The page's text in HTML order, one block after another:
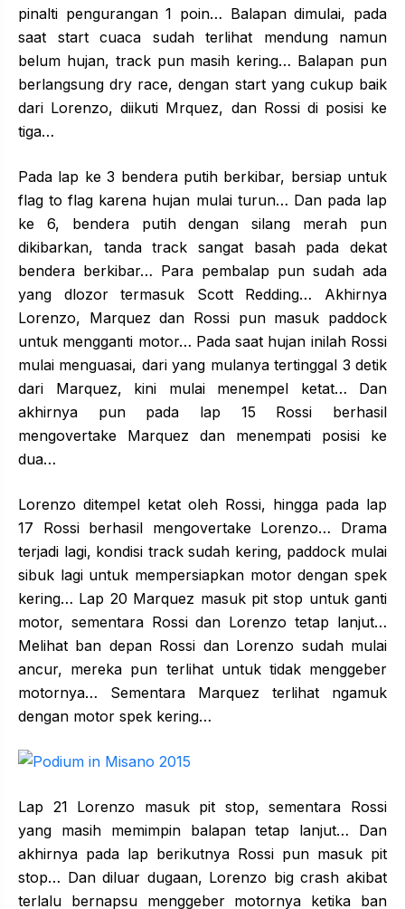
pinalti pengurangan 1 poin… Balapan dimulai, pada
saat start cuaca sudah terlihat mendung namun
belum hujan, track pun masih kering… Balapan pun
berlangsung dry race, dengan start yang cukup baik
dari Lorenzo, diikuti Mrquez, dan Rossi di posisi ke
tiga…
Pada lap ke 3 bendera putih berkibar, bersiap untuk
flag to flag karena hujan mulai turun… Dan pada lap
ke 6, bendera putih dengan silang merah pun
dikibarkan, tanda track sangat basah pada dekat
bendera berkibar… Para pembalap pun sudah ada
yang dlozor termasuk Scott Redding… Akhirnya
Lorenzo, Marquez dan Rossi pun masuk paddock
untuk mengganti motor… Pada saat hujan inilah Rossi
mulai menguasai, dari yang mulanya tertinggal 3 detik
dari Marquez, kini mulai menempel ketat… Dan
akhirnya pun pada lap 15 Rossi berhasil
mengovertake Marquez dan menempati posisi ke
dua…
Lorenzo ditempel ketat oleh Rossi, hingga pada lap
17 Rossi berhasil mengovertake Lorenzo… Drama
terjadi lagi, kondisi track sudah kering, paddock mulai
sibuk lagi untuk mempersiapkan motor dengan spek
kering… Lap 20 Marquez masuk pit stop untuk ganti
motor, sementara Rossi dan Lorenzo tetap lanjut…
Melihat ban depan Rossi dan Lorenzo sudah mulai
ancur, mereka pun terlihat untuk tidak menggeber
motornya… Sementara Marquez terlihat ngamuk
dengan motor spek kering…
Lap 21 Lorenzo masuk pit stop, sementara Rossi
yang masih memimpin balapan tetap lanjut… Dan
akhirnya pada lap berikutnya Rossi pun masuk pit
stop… Dan diluar dugaan, Lorenzo big crash akibat
terlalu bernapsu menggeber motornya ketika ban